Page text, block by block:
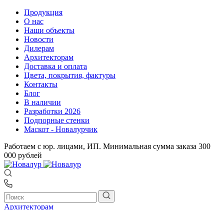
Продукция
О нас
Наши объекты
Новости
Дилерам
Архитекторам
Доставка и оплата
Цвета, покрытия, фактуры
Контакты
Блог
В наличии
Разработки 2026
Подпорные стенки
Маскот - Новалурчик
Работаем с юр. лицами, ИП. Минимальная сумма заказа 300
000 рублей
Архитекторам